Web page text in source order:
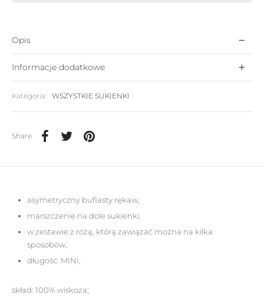
Opis
Informacje dodatkowe
Kategoria: WSZYSTKIE SUKIENKI
Share
asymetryczny bufiasty rękaw,
marszczenie na dole sukienki,
w zestawie z różą, którą zawiązać można na kilka
sposobów,
długość: MINI,
skład: 100% wiskoza;